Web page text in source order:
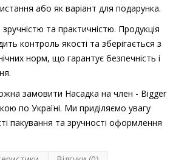
або як варіант для подарунка.
та практичністю. Продукція
контроль якості та зберігається з
норм, що гарантує безпечність і
замовити Насадка на член - Bigger
по Україні. Ми приділяємо увагу
пакування та зручності оформлення